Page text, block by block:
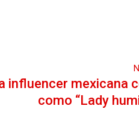
influencer mexicana
como “Lady